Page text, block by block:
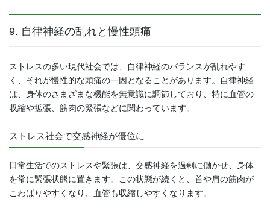
9. 自律神経の乱れと慢性頭痛
ストレスの多い現代社会では、自律神経のバランスが乱れやす
く、それが慢性的な頭痛の一因となることがあります。自律神経
は、身体のさまざまな機能を無意識に調節しており、特に血管の
収縮や拡張、筋肉の緊張などに関わっています。
ストレス社会で交感神経が優位に
日常生活でのストレスや緊張は、交感神経を過剰に働かせ、身体
を常に緊張状態に置きます。この状態が続くと、首や肩の筋肉が
こわばりやすくなり、血管も収縮しやすくなります。